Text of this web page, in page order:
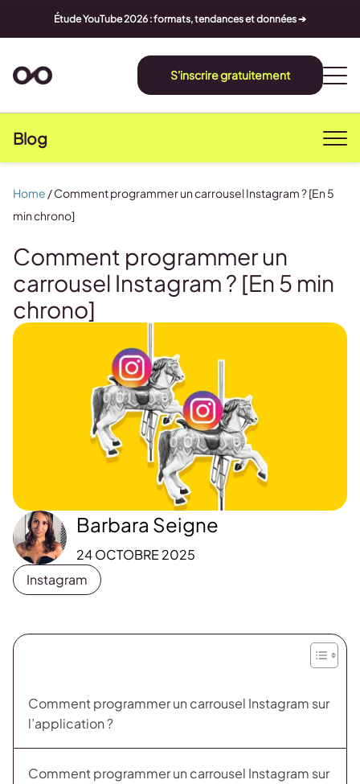
Étude YouTube 2026 : formats, tendances et données ➔
S'inscrire gratuitement
Blog
Comment programmer un
carrousel Instagram ? [En 5 min
chrono]
Barbara Seigne
24 OCTOBRE 2025
Instagram
Home /Comment programmer un carrousel Instagram ? [En 5
min chrono]
Comment programmer un carrousel Instagram sur
l’application ?
Comment programmer un carrousel Instagram sur